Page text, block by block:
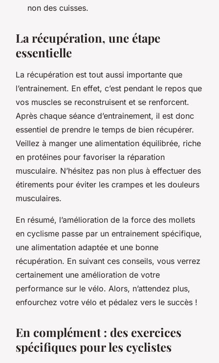
non des cuisses.
La récupération, une étape
essentielle
La récupération est tout aussi importante que
l’entrainement. En effet, c’est pendant le repos que
vos muscles se reconstruisent et se renforcent.
Après chaque séance d’entrainement, il est donc
essentiel de prendre le temps de bien récupérer.
Veillez à manger une alimentation équilibrée, riche
en protéines pour favoriser la réparation
musculaire. N’hésitez pas non plus à effectuer des
étirements pour éviter les crampes et les douleurs
musculaires.
En résumé, l’amélioration de la force des mollets
en cyclisme passe par un entrainement spécifique,
une alimentation adaptée et une bonne
récupération. En suivant ces conseils, vous verrez
certainement une amélioration de votre
performance sur le vélo. Alors, n’attendez plus,
enfourchez votre vélo et pédalez vers le succès !
En complément : des exercices
spécifiques pour les cyclistes